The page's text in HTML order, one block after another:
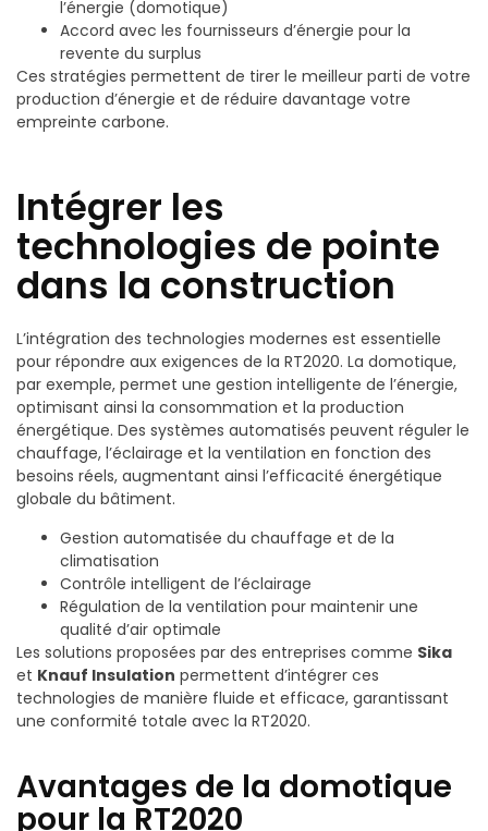
l’énergie (domotique)
Accord avec les fournisseurs d’énergie pour la
revente du surplus
Ces stratégies permettent de tirer le meilleur parti de votre
production d’énergie et de réduire davantage votre
empreinte carbone.
Intégrer les
technologies de pointe
dans la construction
L’intégration des technologies modernes est essentielle
pour répondre aux exigences de la RT2020. La domotique,
par exemple, permet une gestion intelligente de l’énergie,
optimisant ainsi la consommation et la production
énergétique. Des systèmes automatisés peuvent réguler le
chauffage, l’éclairage et la ventilation en fonction des
besoins réels, augmentant ainsi l’efficacité énergétique
globale du bâtiment.
Gestion automatisée du chauffage et de la
climatisation
Contrôle intelligent de l’éclairage
Régulation de la ventilation pour maintenir une
qualité d’air optimale
Les solutions proposées par des entreprises comme Sika
et Knauf Insulation permettent d’intégrer ces
technologies de manière fluide et efficace, garantissant
une conformité totale avec la RT2020.
Avantages de la domotique
pour la RT2020